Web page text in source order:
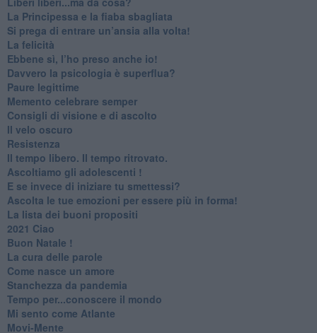
​La Principessa e la fiaba sbagliata
Si prega di entrare un’ansia alla volta!
​La felicità
​Ebbene sì, l’ho preso anche io!
​Davvero la psicologia è superflua?
Paure legittime
​Memento celebrare semper
​Consigli di visione e di ascolto
​Il velo oscuro
Resistenza
​Il tempo libero. Il tempo ritrovato.
Ascoltiamo gli adolescenti !
​E se invece di iniziare tu smettessi?
​Ascolta le tue emozioni per essere più in forma!
​La lista dei buoni propositi
2021 Ciao
Buon Natale !
​La cura delle parole
​Come nasce un amore
Stanchezza da pandemia
​Tempo per...conoscere il mondo
​Mi sento come Atlante
​Movi-Mente